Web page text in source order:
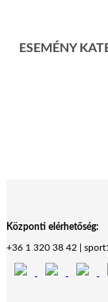
ESEMÉNY
Központi elérhetőség:
+36 1 320 38 42 |